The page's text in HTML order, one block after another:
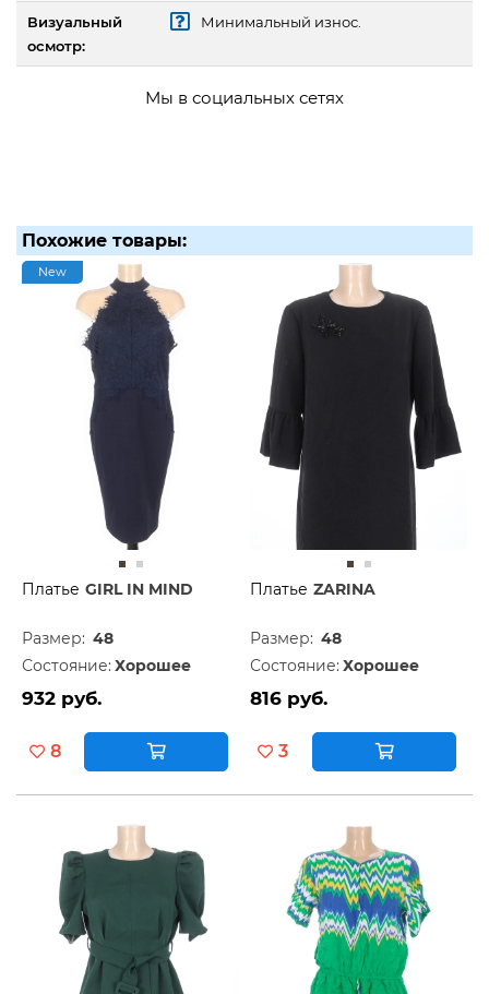
Визуальный
осмотр:
Минимальный износ.
Мы в социальных сетях
Похожие товары:
New
Платье GIRL IN MIND
Размер: 48
Состояние: Хорошее
932 руб.
8
Платье ZARINA
Размер: 48
Состояние: Хорошее
816 руб.
3